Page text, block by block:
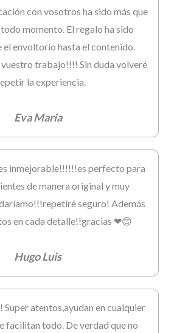
con vosotros ha sido más que
momento. El regalo ha sido
el envoltorio hasta el contenido.
trabajo!!!! Sin duda volveré
la experiencia.
Eva Maria
inmejorable!!!!!!es perfecto para
de manera original y muy
seguro! Además
en cada detalle!!gracias ❤😊
Hugo Luis
atentos,ayudan en cualquier
facilitan todo. De verdad que no